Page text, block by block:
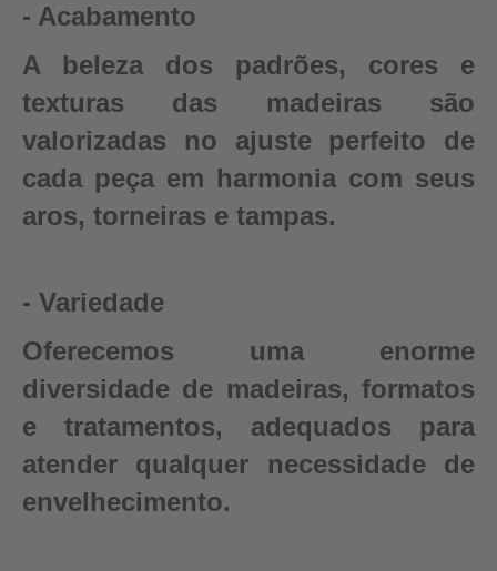
- Acabamento
A beleza dos padrões, cores e
texturas das madeiras são
valorizadas no ajuste perfeito de
cada peça em harmonia com seus
aros, torneiras e tampas.
- Variedade
Oferecemos uma enorme
diversidade de madeiras, formatos
e tratamentos, adequados para
atender qualquer necessidade de
envelhecimento.